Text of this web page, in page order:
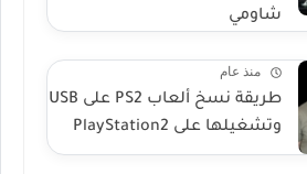
شاومي
منذ عام
طريقة نسخ ألعاب PS2 على USB
وتشغيلها على PlayStation2